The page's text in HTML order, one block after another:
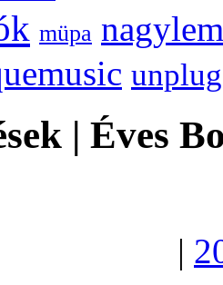
müpa
| Éves
|